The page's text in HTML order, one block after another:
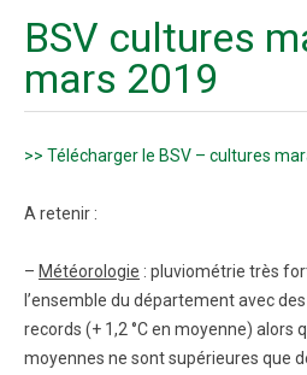
BSV cultures
mars 2019
>> Télécharger le BSV – cultures
A retenir :
– Météorologie : pluviométrie très
l’ensemble du département avec
records (+ 1,2 °C en moyenne) alors
moyennes ne sont supérieures que